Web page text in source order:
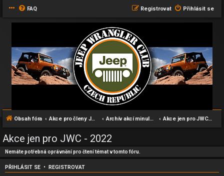
FAQ Přihlásit se
Registrovat
Obsah fóra Akce pro členy JWC klubu Archív akcí minulých let Akce jen pro JWC - 2022
Akce jen pro JWC - 2022
Nemáte potřebná oprávnění pro čtení témat v tomto fóru.
PŘIHLÁSIT SE • REGISTROVAT